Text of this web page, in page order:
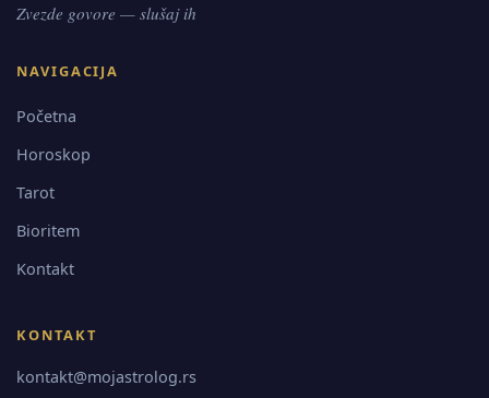
Zvezde govore — slušaj ih
NAVIGACIJA
Početna
Horoskop
Tarot
Bioritem
Kontakt
KONTAKT
kontakt@mojastrolog.rs